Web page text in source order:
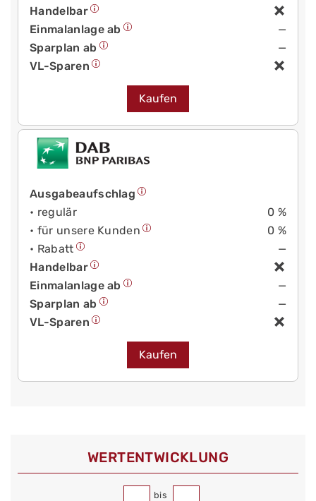
Handelbar
Einmalanlage ab
—
Sparplan ab
—
VL-Sparen
Kaufen
Ausgabeaufschlag
• regulär
0 %
• für unsere Kunden
0 %
• Rabatt
—
Handelbar
Einmalanlage ab
—
Sparplan ab
—
VL-Sparen
Kaufen
WERT­ENTWICKLUNG
bis